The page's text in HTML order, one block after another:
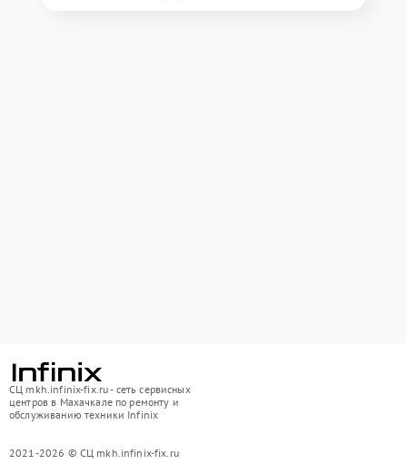
СЦ mkh.infinix-fix.ru - сеть сервисных
центров в Махачкале по ремонту и
обслуживанию техники Infinix
2021-2026 © СЦ mkh.infinix-fix.ru